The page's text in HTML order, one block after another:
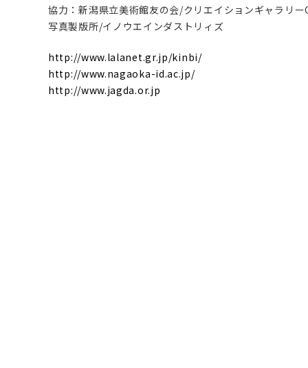
協力：新潟県立美術館友の会/クリエイションギャラリ
写真製版所/イノウエインダストリィズ
http://www.lalanet.gr.jp/kinbi/
http://www.nagaoka-id.ac.jp/
http://www.jagda.or.jp